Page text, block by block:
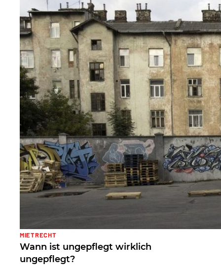
MIETRECHT
Wann ist ungepflegt wirklich
ungepflegt?